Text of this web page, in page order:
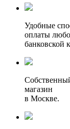
Удобные
оплаты
банковской
магазин
в Москве.